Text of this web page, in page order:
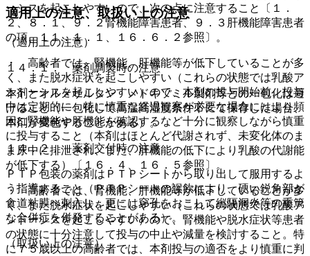
適用上の注意、取扱い上の注意
（適用上の注意）
１４．１． 薬剤調製時の注意
本剤とオルメサルタン メドキソミル製剤等との一包化は避
けること（一包化して高温高湿度条件下にて保存した場合、
本剤が変色することがある）。
１４．２． 薬剤交付時の注意
ＰＴＰ包装の薬剤はＰＴＰシートから取り出して服用するよ
う指導すること（ＰＴＰシートの誤飲により、硬い鋭角部が
食道粘膜へ刺入し、更には穿孔をおこして縦隔洞炎等の重篤
な合併症を併発することがある）。
（取扱い上の注意）
ーシスを起こしやすいので、次の点に注意すること〔１．
２、８．１、９．２腎機能障害患者、９．３肝機能障害患者
の項、１１．１．１、１６．６．２参照〕。
・ 高齢者では、腎機能、肝機能等が低下していることが多
く、また脱水症状を起こしやすい（これらの状態では乳酸ア
シドーシスを起こしやすい）ので、本剤の投与開始前、投与
中は定期的に、特に慎重な経過観察が必要な場合にはより頻
回に腎機能や肝機能を確認するなど十分に観察しながら慎重
に投与すること（本剤はほとんど代謝されず、未変化体のま
ま尿中に排泄され、また、肝機能の低下により乳酸の代謝能
が低下する）〔１６．４、１６．５参照〕。
・ 高齢者では、腎機能、肝機能等が低下していることが多
く、また脱水症状を起こしやすい（これらの状態では乳酸ア
シドーシスを起こしやすい）ので、腎機能や脱水症状等患者
の状態に十分注意して投与の中止や減量を検討すること。特
に７５歳以上の高齢者では、本剤投与の適否をより慎重に判